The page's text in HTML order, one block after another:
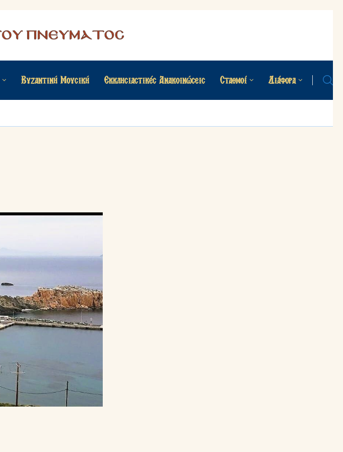
Βυζαντινή Μουσική Εκκλησιαστικές Ανακοινώσεις Σταθμοί Διάφορα